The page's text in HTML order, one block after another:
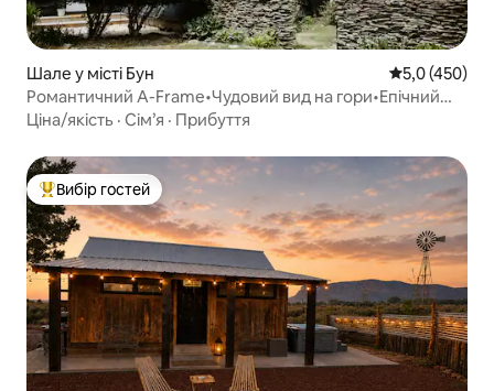
Шале у місті Бун Середня
5,0 (450)
Романтичний A-Frame•Чудовий вид на гори•Епічний
душ
Ціна/якість · Сім’я · Прибуття
Топ вибір гостей
Вибір гостей